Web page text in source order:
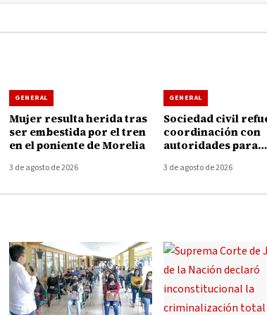
GENERAL
Mujer resulta herida tras
ser embestida por el tren
en el poniente de Morelia
3 de agosto de 2026
GENERAL
Sociedad civil
coordinación con
autoridades para
Morelia
3 de agosto de 2026